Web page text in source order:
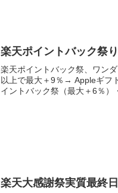
楽天ポイントバック祭り
楽天ポイントバック祭、ワン
以上で最大＋9％→ Appleギフ
イントバック祭（最大＋6％）
楽天大感謝祭実質最終